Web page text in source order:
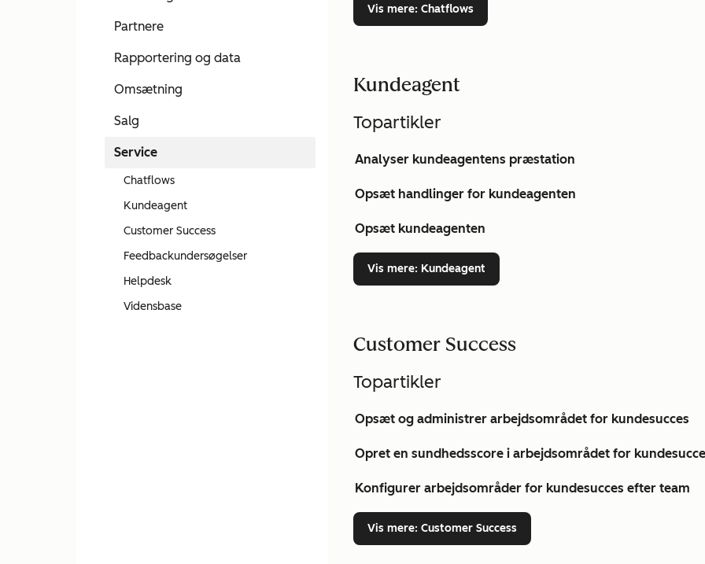
Partnere
Rapportering og data
Omsætning
Salg
Service
Chatflows
Kundeagent
Customer Success
Feedbackundersøgelser
Helpdesk
Vidensbase
Vis mere: Chatflows
Kundeagent
Topartikler
Analyser kundeagentens præstation
Opsæt handlinger for kundeagenten
Opsæt kundeagenten
Vis mere: Kundeagent
Customer Success
Topartikler
Opsæt og administrer arbejdsområdet for kundesucces
Opret en sundhedsscore i arbejdsområdet for
Konfigurer arbejdsområder for kundesucces efter team
Vis mere: Customer Success